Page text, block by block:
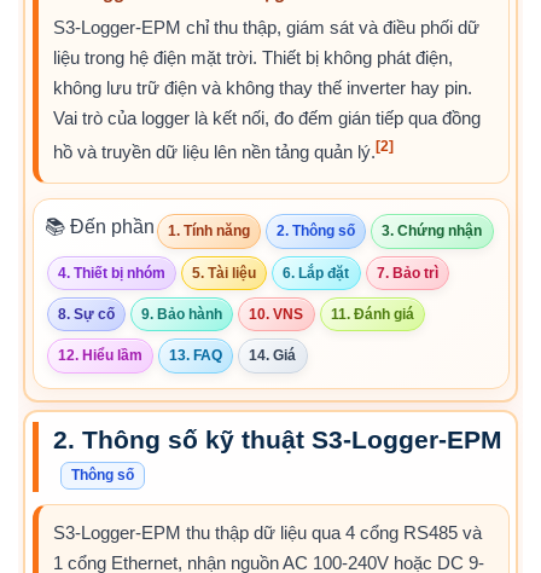
S3-Logger-EPM chỉ thu thập, giám sát và điều phối dữ
liệu trong hệ điện mặt trời. Thiết bị không phát điện,
không lưu trữ điện và không thay thế inverter hay pin.
Vai trò của logger là kết nối, đo đếm gián tiếp qua đồng
hồ và truyền dữ liệu lên nền tảng quản lý. [2]
📚 Đến phần 1. Tính năng 2. Thông số 3. Chứng nhận
4. Thiết bị nhóm 5. Tài liệu 6. Lắp đặt 7. Bảo trì
8. Sự cố 9. Bảo hành 10. VNS 11. Đánh giá
12. Hiểu lầm 13. FAQ 14. Giá
2. Thông số kỹ thuật S3-Logger-EPM
Thông số
S3-Logger-EPM thu thập dữ liệu qua 4 cổng RS485 và
1 cổng Ethernet, nhận nguồn AC 100-240V hoặc DC 9-